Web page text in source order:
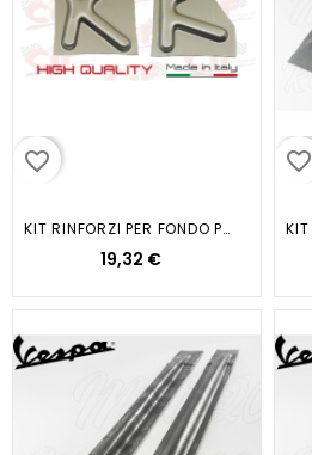
favorite_border
KIT RINFORZI PER FONDO PEDANA IN...
19,32 €
favorite_border